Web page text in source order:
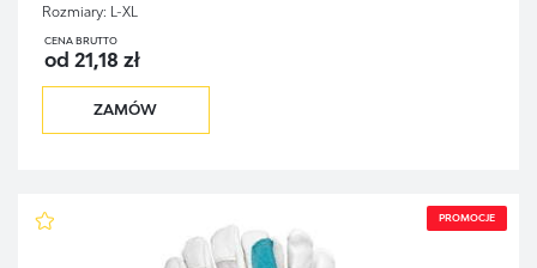
Rozmiary: L-XL
CENA BRUTTO
od 21,18 zł
ZAMÓW
PROMOCJE